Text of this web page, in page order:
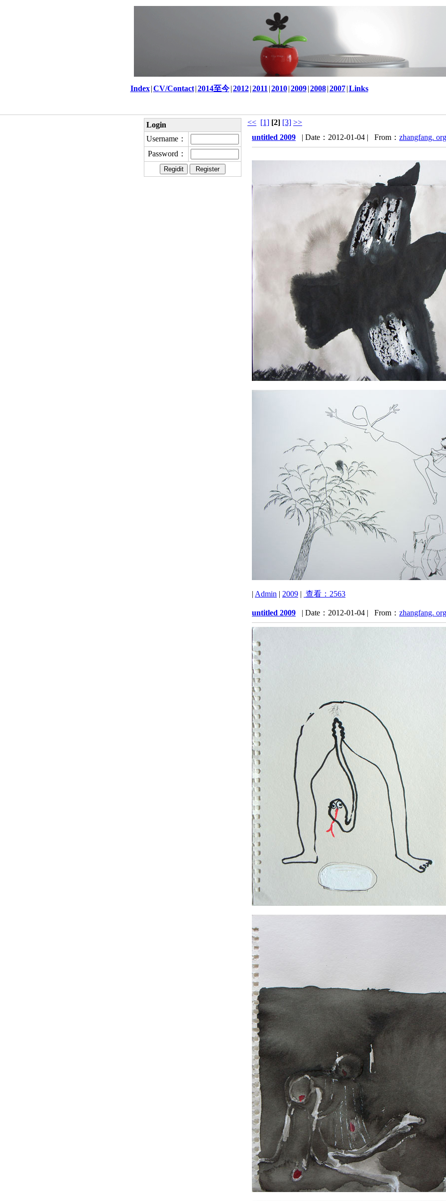
Index |CV/Contact |2014至今 |2012 |2011 |2010 |2009 |2008 |2007 |Links
Login
Username：
Password：
<< [1] [2] [3] >>
untitled 2009 | Date：2012-01-04 | From： zhangfang. org
| Admin | 2009 | 查看：2563
untitled 2009 | Date：2012-01-04 | From： zhangfang. org